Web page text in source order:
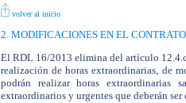
volver al inicio
2. MODIFICACIONES EN EL
El RDL 16/2013 elimina del artículo
realización de horas extraordinarias, de
podrán realizar horas extraordinarias
extraordinarios y urgentes que deberán